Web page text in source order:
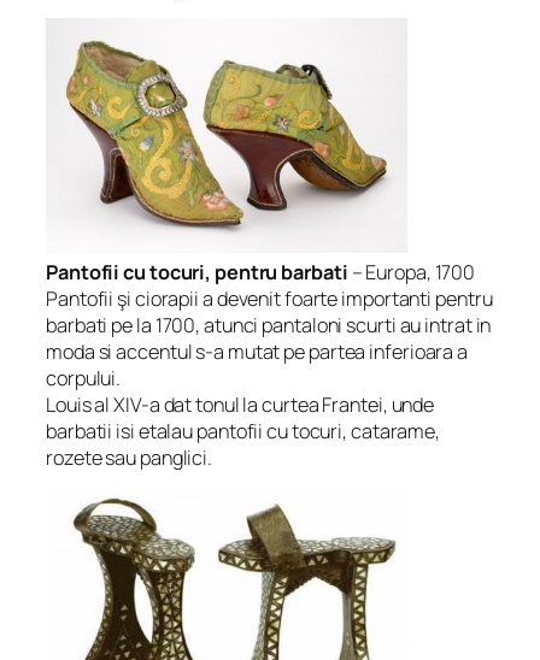
Pantofii cu tocuri, pentru barbati – Europa, 1700
Pantofii şi ciorapii a devenit foarte importanti pentru
barbati pe la 1700, atunci pantaloni scurti au intrat in
moda si accentul s-a mutat pe partea inferioara a
corpului.
Louis al XIV-a dat tonul la curtea Frantei, unde
barbatii isi etalau pantofii cu tocuri, catarame,
rozete sau panglici.